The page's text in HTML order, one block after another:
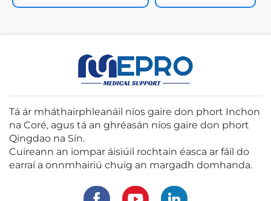
Tá ár mháthairphleanáil níos gaire don phort Inchon
na Coré, agus tá an ghréasán níos gaire don phort
Qingdao na Sín.
Cuireann an iompar áisiúil rochtain éasca ar fáil do
earraí a onnmhairiú chuig an margadh domhanda.